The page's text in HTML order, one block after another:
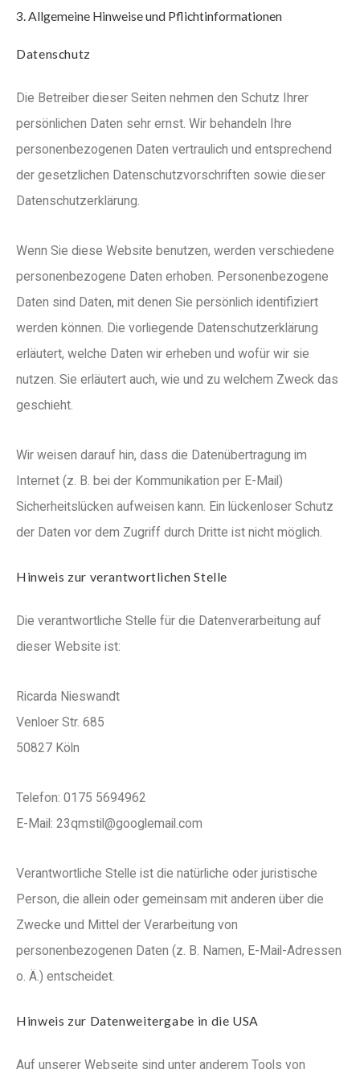
3. Allgemeine Hinweise und Pflicht­informationen
Datenschutz
Die Betreiber dieser Seiten nehmen den Schutz Ihrer
persönlichen Daten sehr ernst. Wir behandeln Ihre
personenbezogenen Daten vertraulich und entsprechend
der gesetzlichen Datenschutzvorschriften sowie dieser
Datenschutzerklärung.
Wenn Sie diese Website benutzen, werden verschiedene
personenbezogene Daten erhoben. Personenbezogene
Daten sind Daten, mit denen Sie persönlich identifiziert
werden können. Die vorliegende Datenschutzerklärung
erläutert, welche Daten wir erheben und wofür wir sie
nutzen. Sie erläutert auch, wie und zu welchem Zweck das
geschieht.
Wir weisen darauf hin, dass die Datenübertragung im
Internet (z. B. bei der Kommunikation per E-Mail)
Sicherheitslücken aufweisen kann. Ein lückenloser Schutz
der Daten vor dem Zugriff durch Dritte ist nicht möglich.
Hinweis zur verantwortlichen Stelle
Die verantwortliche Stelle für die Datenverarbeitung auf
dieser Website ist:
Ricarda Nieswandt
Venloer Str. 685
50827 Köln
Telefon: 0175 5694962
E-Mail: 23qmstil@googlemail.com
Verantwortliche Stelle ist die natürliche oder juristische
Person, die allein oder gemeinsam mit anderen über die
Zwecke und Mittel der Verarbeitung von
personenbezogenen Daten (z. B. Namen, E-Mail-Adressen
o. Ä.) entscheidet.
Hinweis zur Datenweitergabe in die USA
Auf unserer Webseite sind unter anderem Tools von